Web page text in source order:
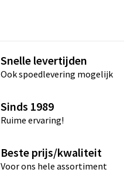
Snelle levertijden
Ook spoedlevering mogelijk
Sinds 1989
Ruime ervaring!
Beste prijs/kwaliteit
Voor ons hele assortiment